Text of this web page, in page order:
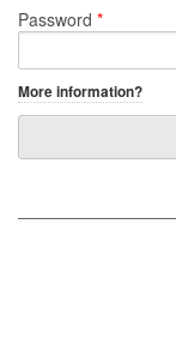
Password *
More information?